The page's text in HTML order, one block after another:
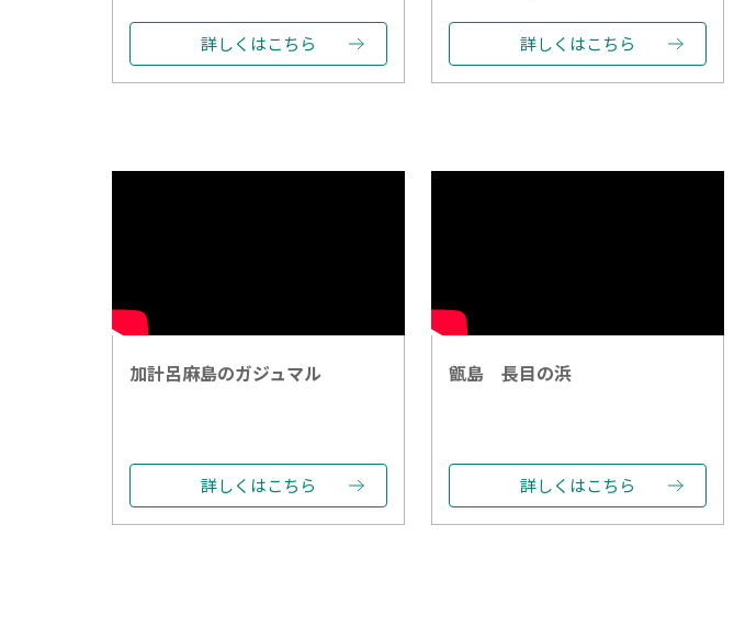
詳しくはこちら 詳しくはこちら
加計呂麻島のガジュマル
詳しくはこちら
甑島 長目の浜
詳しくはこちら